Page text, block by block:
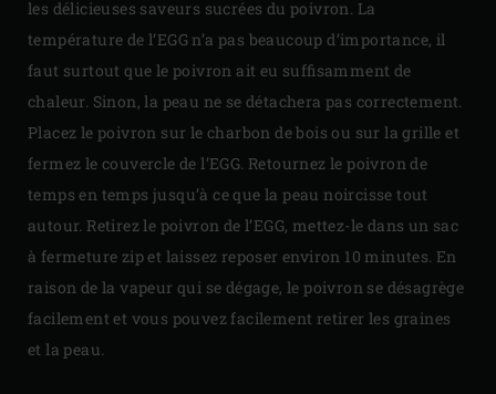
les délicieuses saveurs sucrées du poivron. La
température de l’EGG n’a pas beaucoup d’importance, il
faut surtout que le poivron ait eu suffisamment de
chaleur. Sinon, la peau ne se détachera pas correctement.
Placez le poivron sur le charbon de bois ou sur la grille et
fermez le couvercle de l’EGG. Retournez le poivron de
temps en temps jusqu’à ce que la peau noircisse tout
autour. Retirez le poivron de l’EGG, mettez-le dans un sac
à fermeture zip et laissez reposer environ 10 minutes. En
raison de la vapeur qui se dégage, le poivron se désagrège
facilement et vous pouvez facilement retirer les graines
et la peau.